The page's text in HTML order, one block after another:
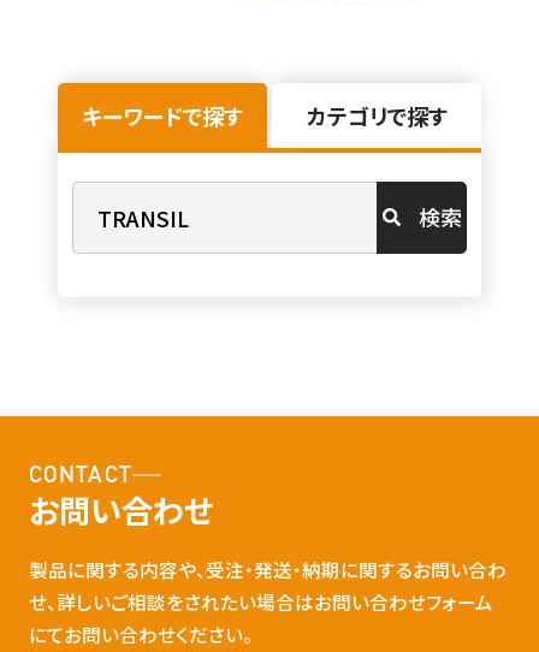
キーワードで探す カテゴリで探す
検索
CONTACT
お問い合わせ
製品に関する内容や、受注・発送・納期に関するお問い合わ
せ、詳しいご相談をされたい場合はお問い合わせフォーム
にてお問い合わせください。